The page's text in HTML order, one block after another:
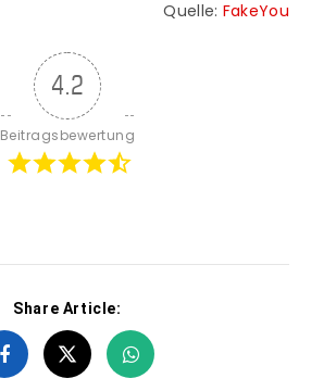
Quelle: FakeYou
4.2
Beitragsbewertung
Share Article: